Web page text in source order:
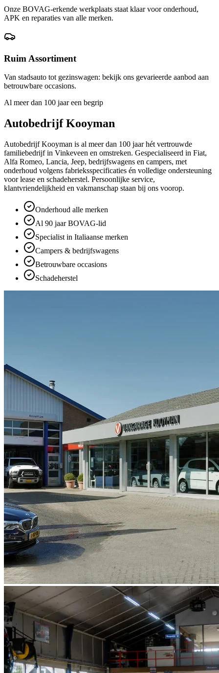
Onze BOVAG-erkende werkplaats staat klaar voor onderhoud,
APK en reparaties van alle merken.
Ruim Assortiment
Van stadsauto tot gezinswagen: bekijk ons gevarieerde aanbod aan
betrouwbare occasions.
Al meer dan 100 jaar een begrip
Autobedrijf Kooyman
Autobedrijf Kooyman is al meer dan 100 jaar hét vertrouwde
familiebedrijf in Vinkeveen en omstreken. Gespecialiseerd in Fiat,
Alfa Romeo, Lancia, Jeep, bedrijfswagens en campers, met
onderhoud volgens fabrieksspecificaties én volledige ondersteuning
voor lease en schadeherstel. Persoonlijke service,
klantvriendelijkheid en vakmanschap staan bij ons voorop.
Onderhoud alle merken
Al 90 jaar BOVAG-lid
Specialist in Italiaanse merken
Campers & bedrijfswagens
Betrouwbare occasions
Schadeherstel